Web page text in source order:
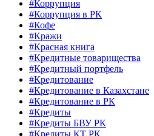
#Коррупция
#Коррупция в РК
#Кофе
#Кражи
#Красная книга
#Кредитные товарищества
#Кредитный портфель
#Кредитование
#Кредитование в Казахстане
#Кредитование в РК
#Кредиты
#Кредиты БВУ РК